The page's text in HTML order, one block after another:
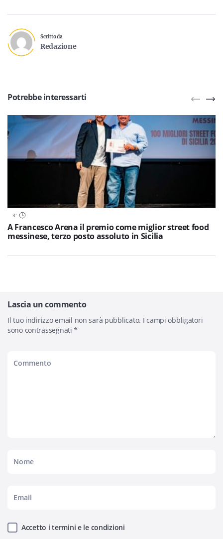
Scritto da
Redazione
Potrebbe interessarti
3'
A Francesco Arena il premio come miglior street food
messinese, terzo posto assoluto in Sicilia
Lascia un commento
Il tuo indirizzo email non sarà pubblicato. I campi obbligatori
sono contrassegnati*
Accetto i termini e le condizioni